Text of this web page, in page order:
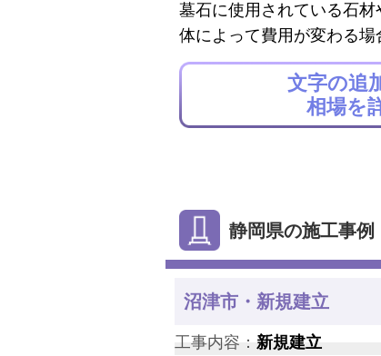
墓石に使用されている石
体によって費用が変わる場
文字の追
相場を
静岡県の施工事例
沼津市・新規建立
工事内容： 新規建立